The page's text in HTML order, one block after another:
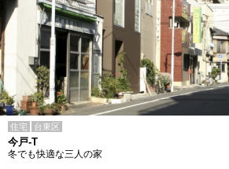
住宅 台東区
今戸-T
冬でも快適な三人の家